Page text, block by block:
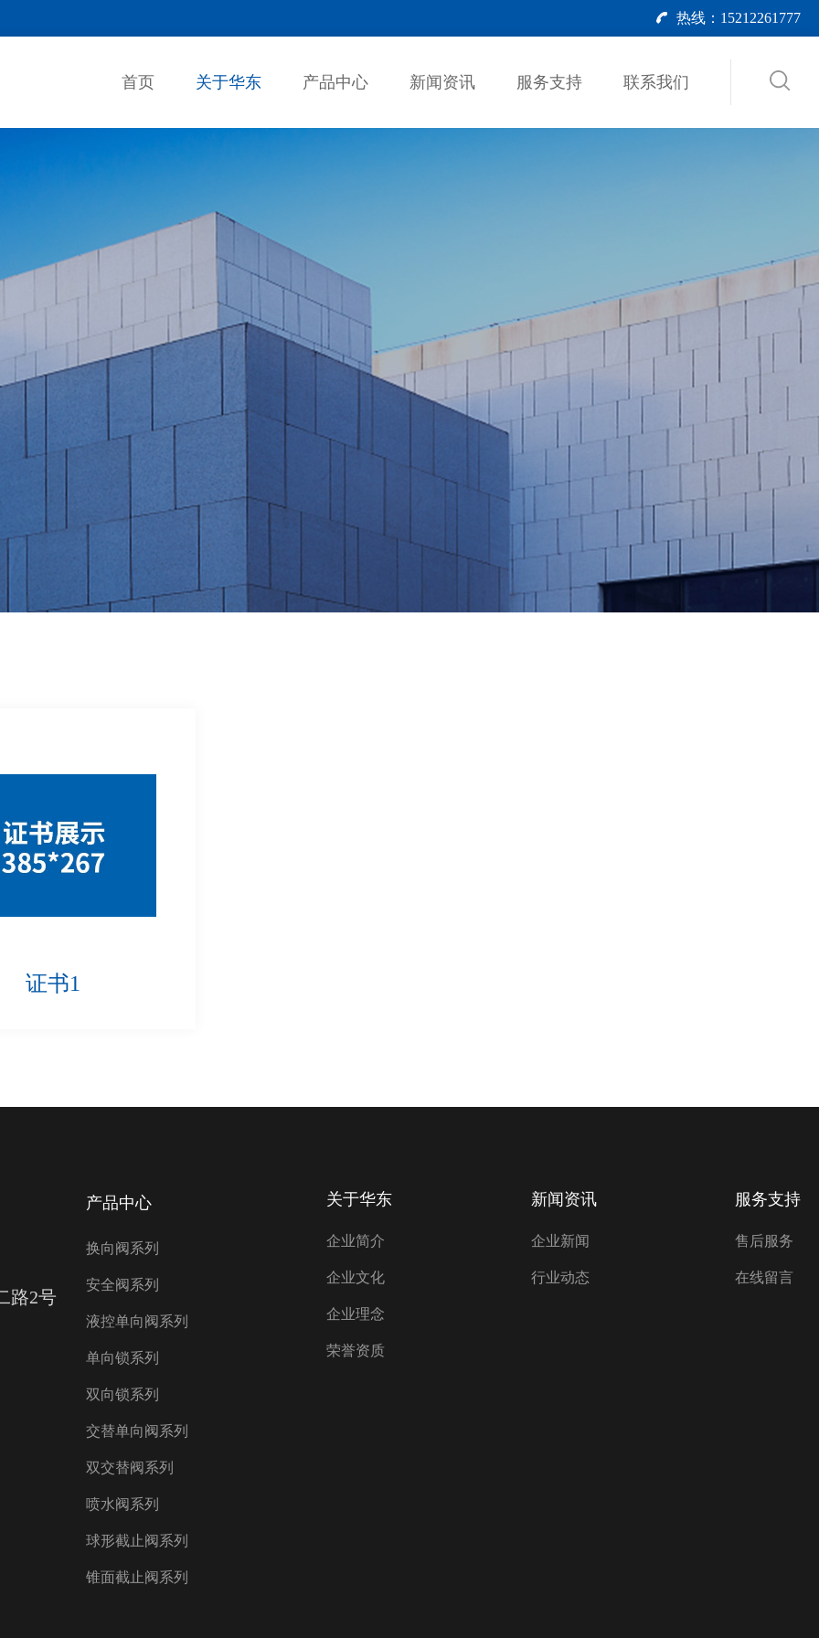
热线：15212261777
首页 关于华东 产品中心 新闻资讯 服务支持 联系我们
证书1
路2号
产品中心
换向阀系列
安全阀系列
液控单向阀系列
单向锁系列
双向锁系列
交替单向阀系列
双交替阀系列
喷水阀系列
球形截止阀系列
锥面截止阀系列
关于华东
企业简介
企业文化
企业理念
荣誉资质
新闻资讯
企业新闻
行业动态
服务支持
售后服务
在线留言